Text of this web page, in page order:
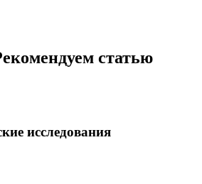
статью
исследования